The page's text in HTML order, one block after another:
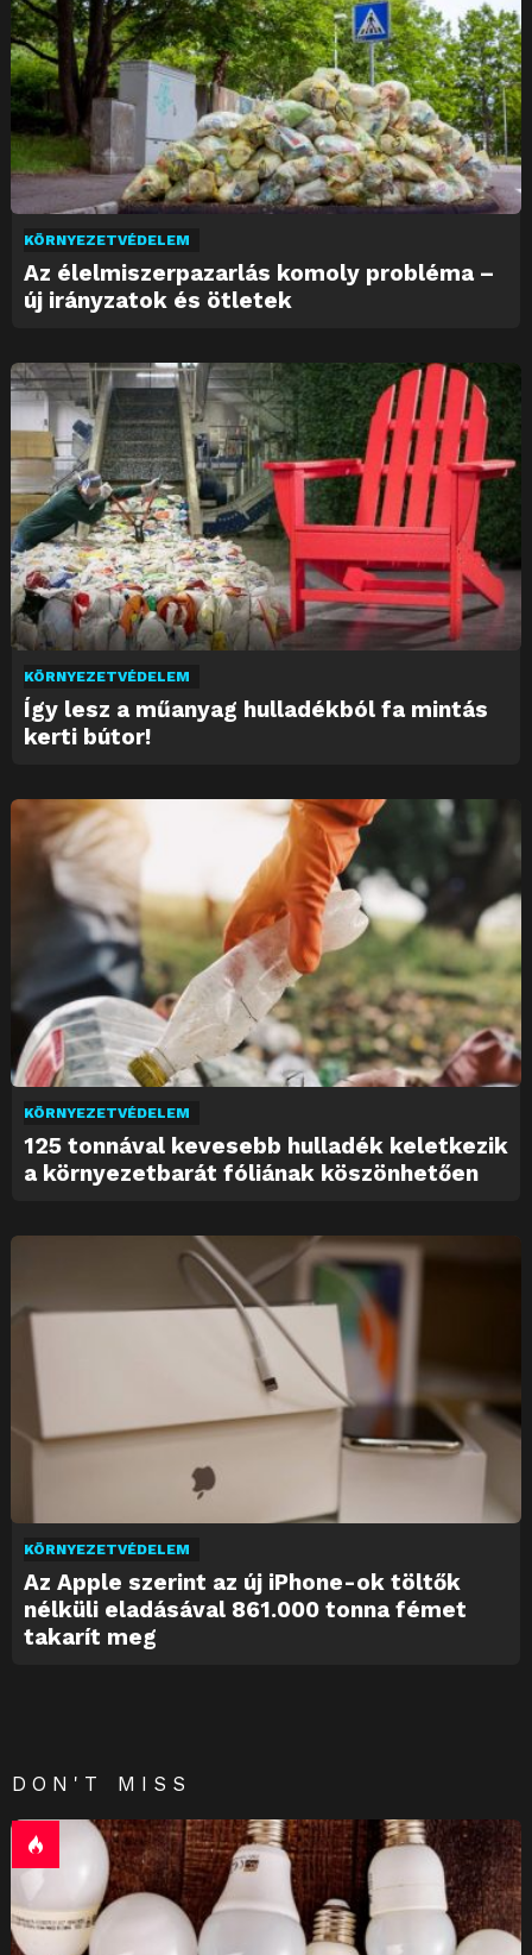
KÖRNYEZETVÉDELEM
Az élelmiszerpazarlás komoly probléma –
új irányzatok és ötletek
KÖRNYEZETVÉDELEM
Így lesz a műanyag hulladékból fa mintás
kerti bútor!
KÖRNYEZETVÉDELEM
125 tonnával kevesebb hulladék keletkezik
a környezetbarát fóliának köszönhetően
KÖRNYEZETVÉDELEM
Az Apple szerint az új iPhone-ok töltők
nélküli eladásával 861.000 tonna fémet
takarít meg
DON'T MISS